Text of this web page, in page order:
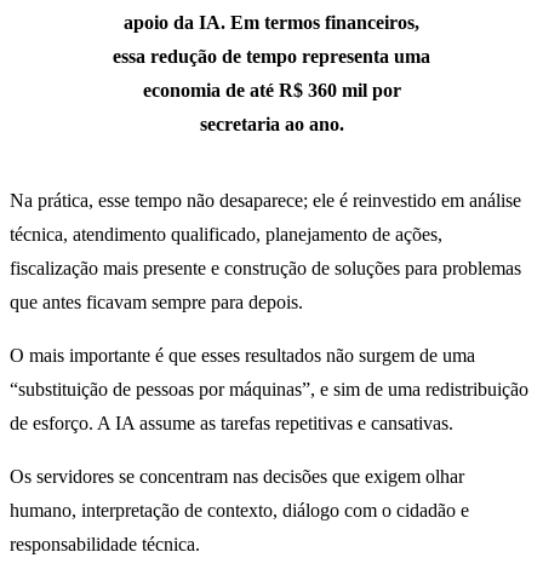
apoio da IA. Em termos financeiros,
essa redução de tempo representa uma
economia de até R$ 360 mil por
secretaria ao ano.
Na prática, esse tempo não desaparece; ele é reinvestido em análise
técnica, atendimento qualificado, planejamento de ações,
fiscalização mais presente e construção de soluções para problemas
que antes ficavam sempre para depois.
O mais importante é que esses resultados não surgem de uma
“substituição de pessoas por máquinas”, e sim de uma redistribuição
de esforço. A IA assume as tarefas repetitivas e cansativas.
Os servidores se concentram nas decisões que exigem olhar
humano, interpretação de contexto, diálogo com o cidadão e
responsabilidade técnica.